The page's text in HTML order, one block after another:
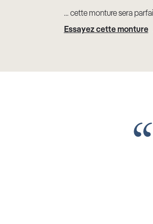
... cette monture sera
Essayez cette monture